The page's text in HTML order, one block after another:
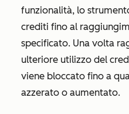
funzionalità, lo
crediti fino al
specificato. Una volta
ulteriore utilizzo del
viene bloccato fino a
azzerato o aumentato.